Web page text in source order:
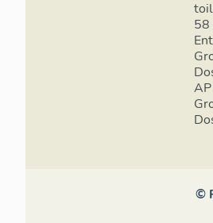
58
Grosse
©